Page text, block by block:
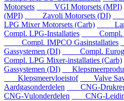
Motorsets
VGI Motorsets (MPI)
(MPI)
Zavoli Motorsets (DI)
LPG Mixer Motorsets (Carb)
Landi
Compl. LPG-Installaties
Compl.
Compl. IMPCO Gasinstallaties
Gassystemen (DI)
Compl.
Compl. LPG Mixer-installaties (Carb)
Gassystemen (DI)
Klepsmeervloeistof
Valve
Aardgasonderdelen
CNG-
CNG-Vulonderdelen
CNG-Leiding